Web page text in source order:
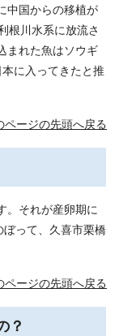
中国からの移植が
根川水系に放流さ
まれた魚はソウギ
に入ってきたと推
ページの先頭へ戻る
。それが産卵期に
って、久喜市栗橋
ページの先頭へ戻る
？